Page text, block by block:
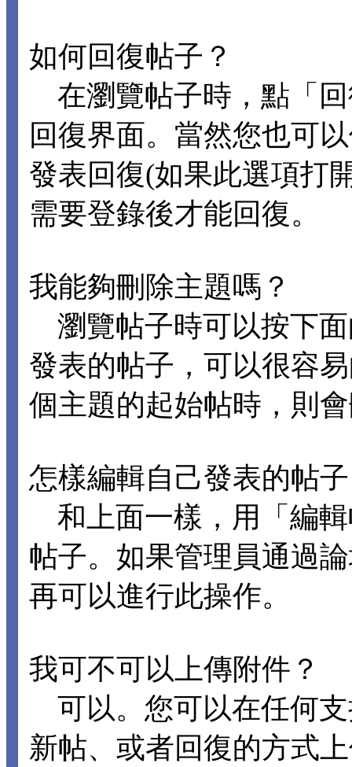
如何回復帖子？
在瀏覽帖子時，點「
回復界面。當然您也可
發表回復(如果此選項打
需要登錄後才能回復。
我能夠刪除主題嗎？
瀏覽帖子時可以按下
發表的帖子，可以很容
個主題的起始帖時，則
怎樣編輯自己發表的帖
和上面一樣，用「編
帖子。如果管理員通過
再可以進行此操作。
我可不可以上傳附件？
可以。您可以在任何
新帖、或者回復的方式